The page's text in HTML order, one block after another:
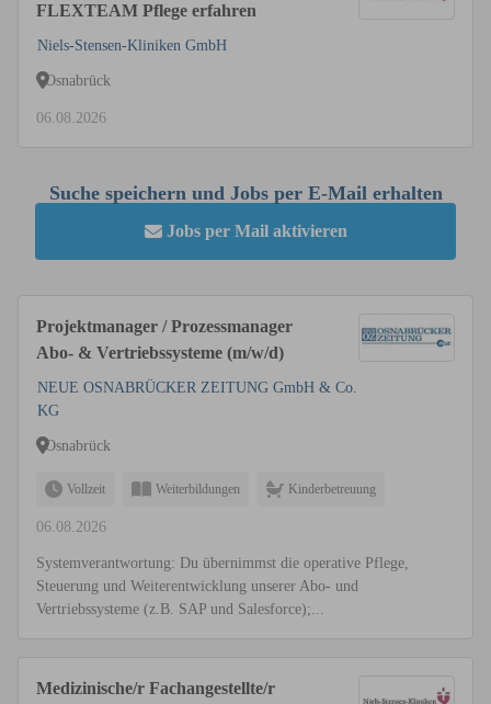
FLEXTEAM Pflege erfahren
Niels-Stensen-Kliniken GmbH
Osnabrück
06.08.2026
Suche speichern und Jobs per E-Mail erhalten
Jobs per Mail aktivieren
Projektmanager / Prozessmanager
Abo- & Vertriebssysteme (m/w/d)
NEUE OSNABRÜCKER ZEITUNG GmbH & Co.
KG
Osnabrück
Vollzeit Weiterbildungen Kinderbetreuung
06.08.2026
Systemverantwortung: Du übernimmst die operative Pflege,
Steuerung und Weiterentwicklung unserer Abo- und
Vertriebssysteme (z.B. SAP und Salesforce);...
Medizinische/r Fachangestellte/r